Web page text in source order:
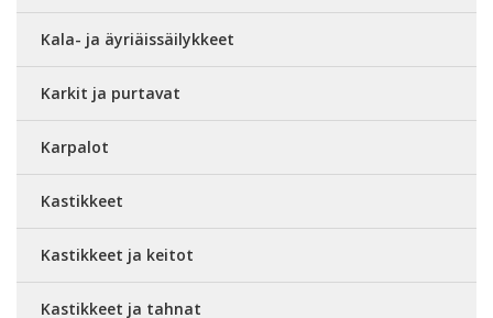
Kala- ja äyriäissäilykkeet
Karkit ja purtavat
Karpalot
Kastikkeet
Kastikkeet ja keitot
Kastikkeet ja tahnat